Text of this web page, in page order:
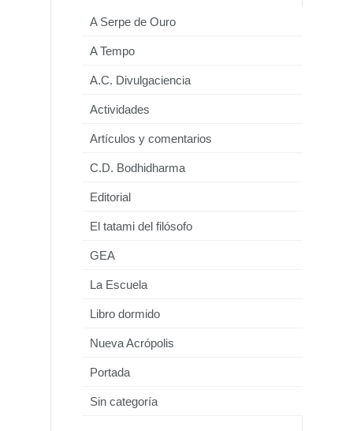
A Serpe de Ouro
A Tempo
A.C. Divulgaciencia
Actividades
Artículos y comentarios
C.D. Bodhidharma
Editorial
El tatami del filósofo
GEA
La Escuela
Libro dormido
Nueva Acrópolis
Portada
Sin categoría